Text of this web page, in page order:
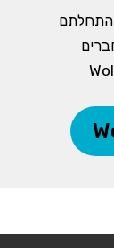
התחלתם